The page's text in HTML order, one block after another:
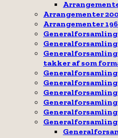
Arrangementer
Arrangementer
Generalforsamling
Generalforsamling
takker af som
Generalforsamling
Generalforsamling
Generalforsamling
Generalforsamling
Generalforsamling
Generalforsamling